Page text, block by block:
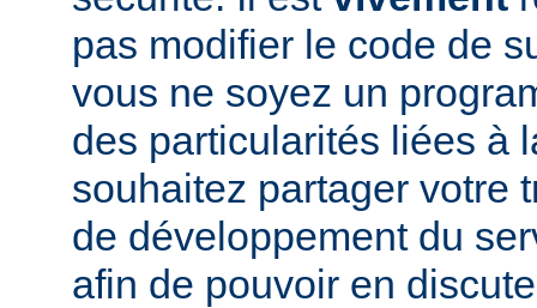
pas modifier le code de
vous ne soyez un
des particularités liées à
souhaitez partager votre
de développement du
afin de pouvoir en